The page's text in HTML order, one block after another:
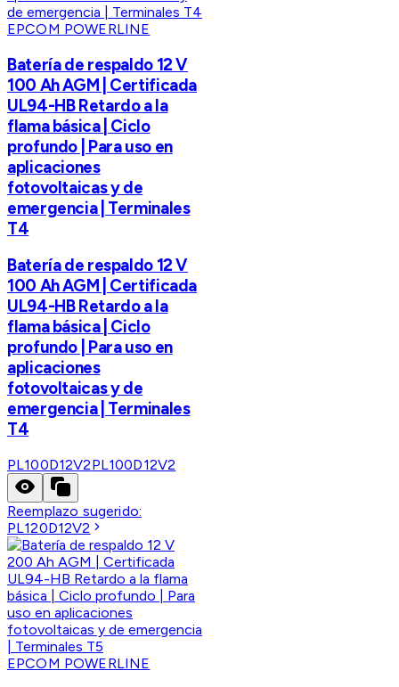
EPCOM POWERLINE
Batería de respaldo 12 V
100 Ah AGM | Certificada
UL94-HB Retardo a la
flama básica | Ciclo
profundo | Para uso en
aplicaciones
fotovoltaicas y de
emergencia | Terminales
T4
Batería de respaldo 12 V
100 Ah AGM | Certificada
UL94-HB Retardo a la
flama básica | Ciclo
profundo | Para uso en
aplicaciones
fotovoltaicas y de
emergencia | Terminales
T4
PL100D12V2PL100D12V2
Reemplazo sugerido:
PL120D12V2
EPCOM POWERLINE